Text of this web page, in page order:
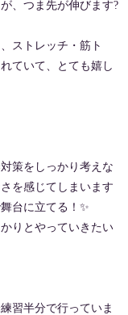
、つま先が伸びます?
ストレッチ・筋ト
ていて、とても嬉し
策をしっかり考えな
を感じてしまいます
台に立てる！✨
りとやっていきたい
習半分で行っていま